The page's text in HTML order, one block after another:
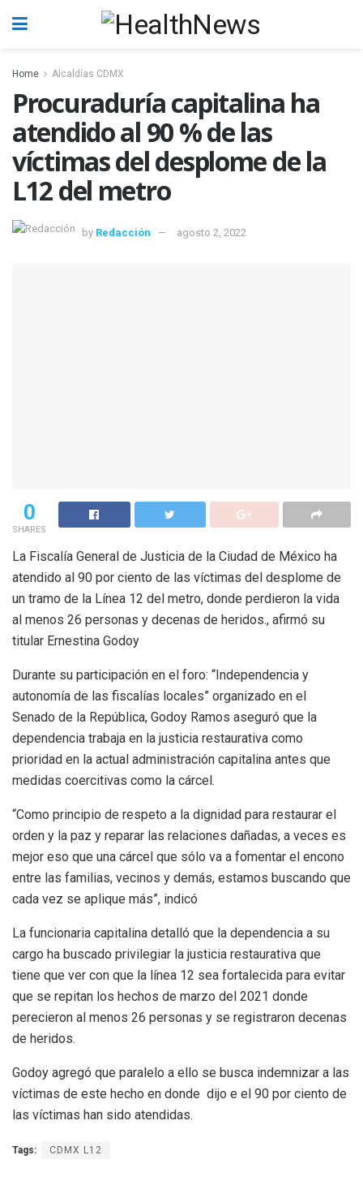
Home Alcaldías CDMX
Procuraduría capitalina ha
atendido al 90 % de las
víctimas del desplome de la
L12 del metro
by Redacción agosto 2, 2022
0
SHARES
La Fiscalía General de Justicia de la Ciudad de México ha
atendido al 90 por ciento de las víctimas del desplome de
un tramo de la Línea 12 del metro, donde perdieron la vida
al menos 26 personas y decenas de heridos., afirmó su
titular Ernestina Godoy
Durante su participación en el foro: “Independencia y
autonomía de las fiscalías locales” organizado en el
Senado de la República, Godoy Ramos aseguró que la
dependencia trabaja en la justicia restaurativa como
prioridad en la actual administración capitalina antes que
medidas coercitivas como la cárcel.
“Como principio de respeto a la dignidad para restaurar el
orden y la paz y reparar las relaciones dañadas, a veces es
mejor eso que una cárcel que sólo va a fomentar el encono
entre las familias, vecinos y demás, estamos buscando que
cada vez se aplique más”, indicó
La funcionaria capitalina detalló que la dependencia a su
cargo ha buscado privilegiar la justicia restaurativa que
tiene que ver con que la línea 12 sea fortalecida para evitar
que se repitan los hechos de marzo del 2021 donde
perecieron al menos 26 personas y se registraron decenas
de heridos.
Godoy agregó que paralelo a ello se busca indemnizar a las
víctimas de este hecho en donde dijo e el 90 por ciento de
las víctimas han sido atendidas.
Tags: CDMX L12